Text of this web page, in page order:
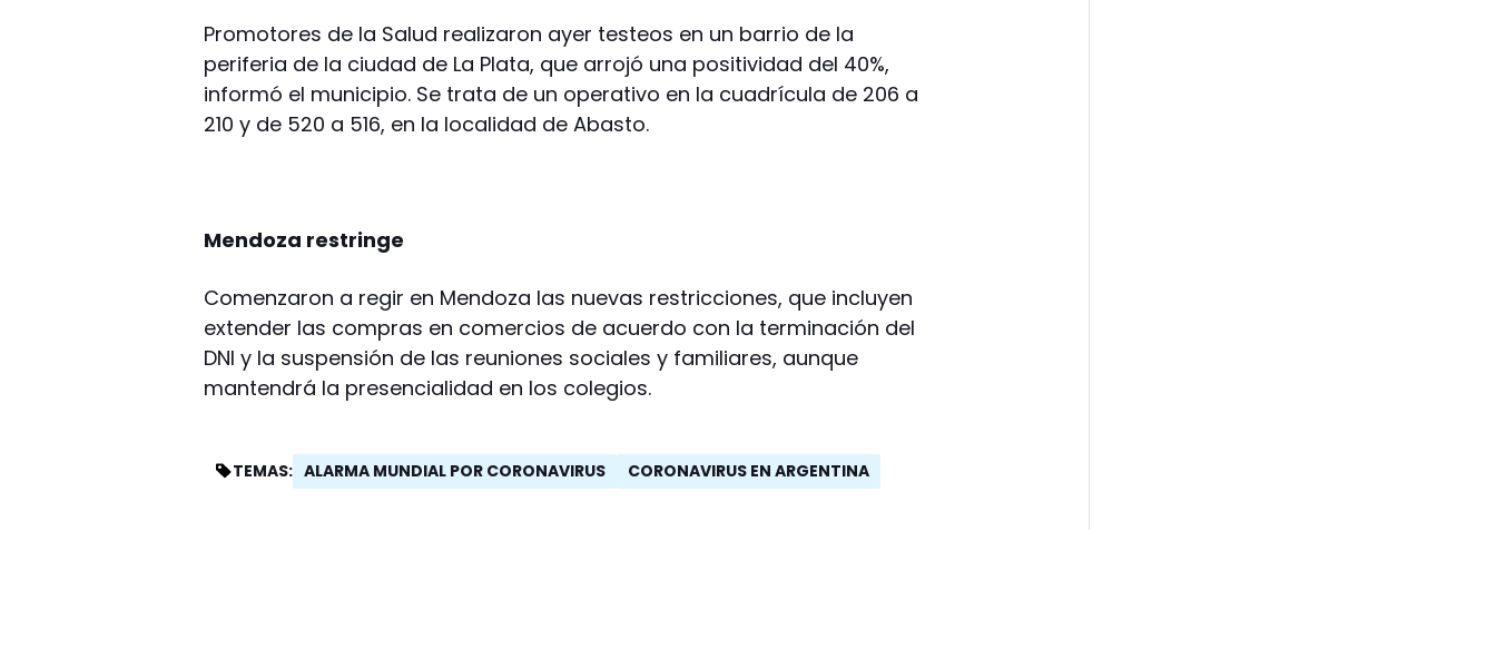
Promotores de la Salud realizaron ayer testeos en un barrio de la
periferia de la ciudad de La Plata, que arrojó una positividad del 40%,
informó el municipio. Se trata de un operativo en la cuadrícula de 206 a
210 y de 520 a 516, en la localidad de Abasto.
Mendoza restringe
Comenzaron a regir en Mendoza las nuevas restricciones, que incluyen
extender las compras en comercios de acuerdo con la terminación del
DNI y la suspensión de las reuniones sociales y familiares, aunque
mantendrá la presencialidad en los colegios.
TEMAS: ALARMA MUNDIAL POR CORONAVIRUS CORONAVIRUS EN ARGENTINA